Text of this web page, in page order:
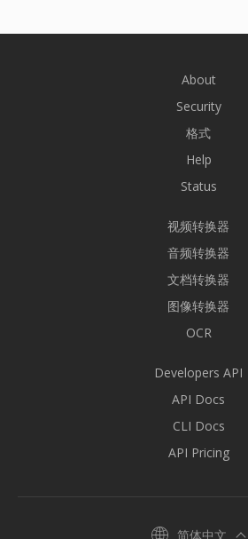
About
Security
格式
Help
Status
视频转换器
音频转换器
文档转换器
图像转换器
OCR
Developers API
API Docs
CLI Docs
API Pricing
简体中文